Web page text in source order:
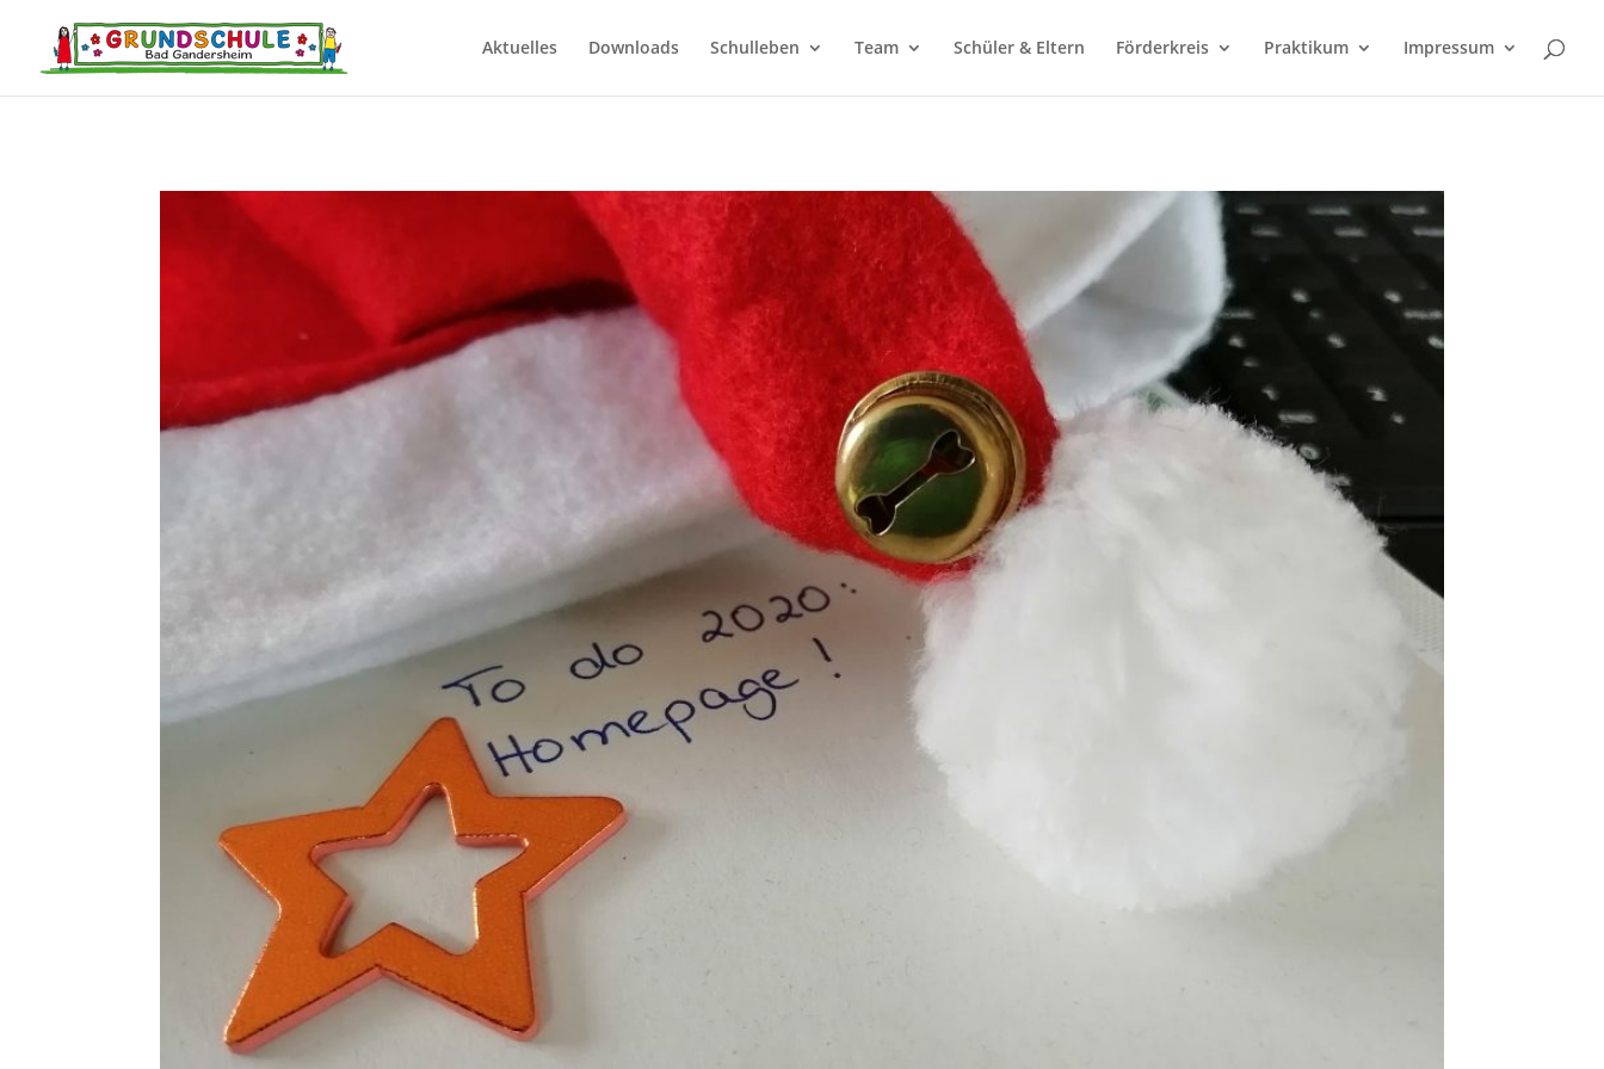
Aktuelles Downloads Schulleben Team Schüler & Eltern Förderkreis Praktikum Impressum